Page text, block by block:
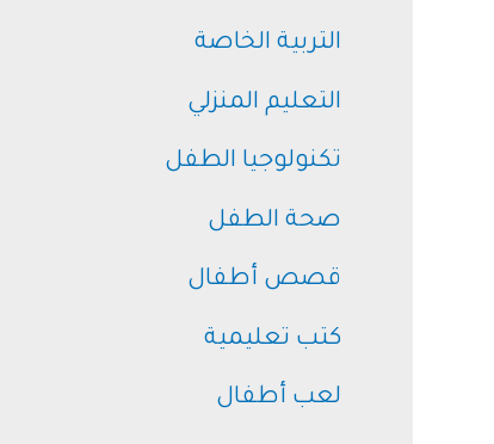
التربية الخاصة
التعليم المنزلي
تكنولوجيا الطفل
صحة الطفل
قصص أطفال
كتب تعليمية
لعب أطفال